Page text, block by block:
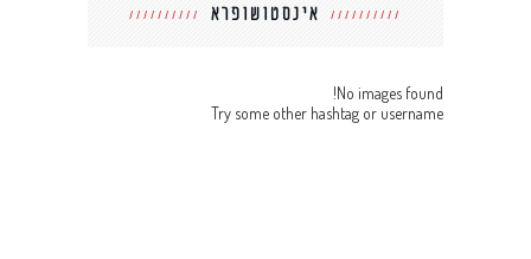
אינסטושופרא
No images found!
Try some other hashtag or username